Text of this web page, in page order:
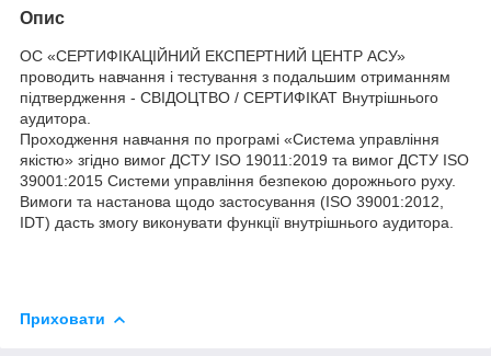
Опис
ОС «СЕРТИФІКАЦІЙНИЙ ЕКСПЕРТНИЙ ЦЕНТР АСУ»
проводить навчання і тестування з подальшим отриманням
підтвердження - СВІДОЦТВО / СЕРТИФІКАТ Внутрішнього
аудитора.
Проходження навчання по програмі «Система управління
якістю» згідно вимог ДСТУ ISO 19011:2019 та вимог ДСТУ ISO
39001:2015 Системи управління безпекою дорожнього руху.
Вимоги та настанова щодо застосування (ISO 39001:2012,
IDT) дасть змогу виконувати функції внутрішнього аудитора.
Приховати